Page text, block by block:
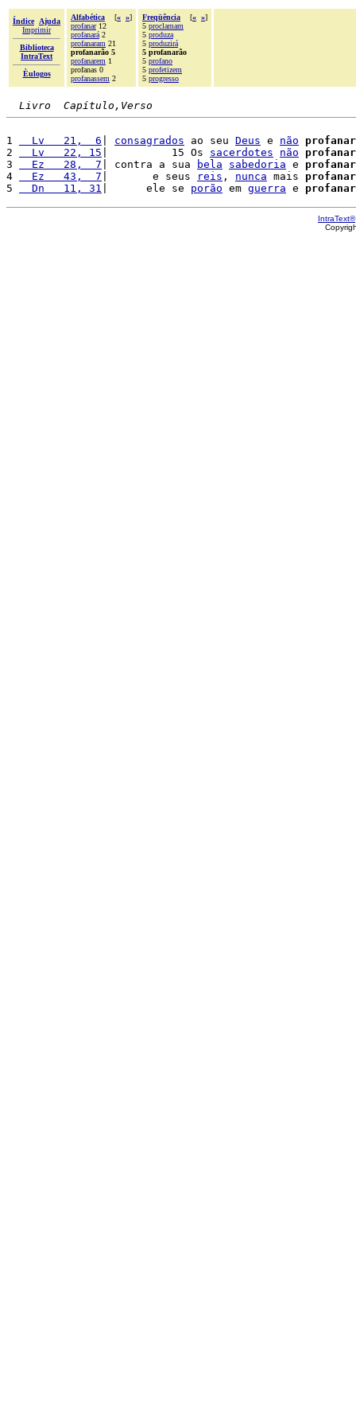
Índice
Ajuda
Imprimir
Biblioteca
IntraText
Èulogos
Alfabética [« »]
profanar12
profanará 2
profanaram 21
profanarão 5
profanarem 1
profanas 0
profanassem 2
Freqüência [« »]
5 proclamam
5 produza
5 produzirá
5 profanarão
5 profano
5 profetizem
5 progresso
Livro  Capítulo,Verso
1
  Lv   21,  6
consagrados ao seu Deus e não
2
  Lv   22, 15
|          15 Os sacerdotes não
3
  Ez   28,  7
| contra a sua bela sabedoria e
4
  Ez   43,  7
|       e seus reis , nunca mais
5
  Dn   11, 31
|      ele se porão em guerra e
IntraText®